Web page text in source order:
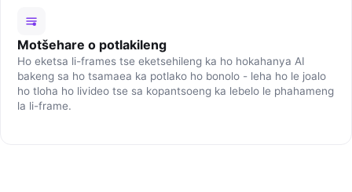
Motšehare o potlakileng
Ho eketsa li-frames tse eketsehileng ka ho hokahanya AI
bakeng sa ho tsamaea ka potlako ho bonolo - leha ho le joalo
ho tloha ho livideo tse sa kopantsoeng ka lebelo le phahameng
la li-frame.